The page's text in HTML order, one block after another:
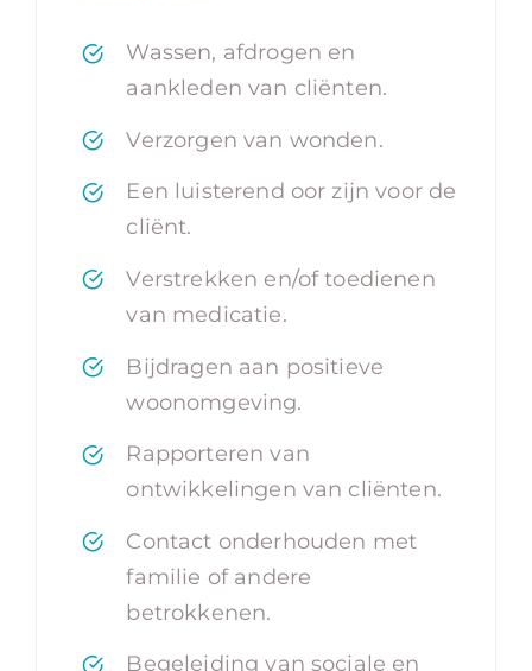
Wassen, afdrogen en
aankleden van cliënten.
Verzorgen van wonden.
Een luisterend oor zijn voor de
cliënt.
Verstrekken en/of toedienen
van medicatie.
Bijdragen aan positieve
woonomgeving.
Rapporteren van
ontwikkelingen van cliënten.
Contact onderhouden met
familie of andere
betrokkenen.
Begeleiding van sociale en